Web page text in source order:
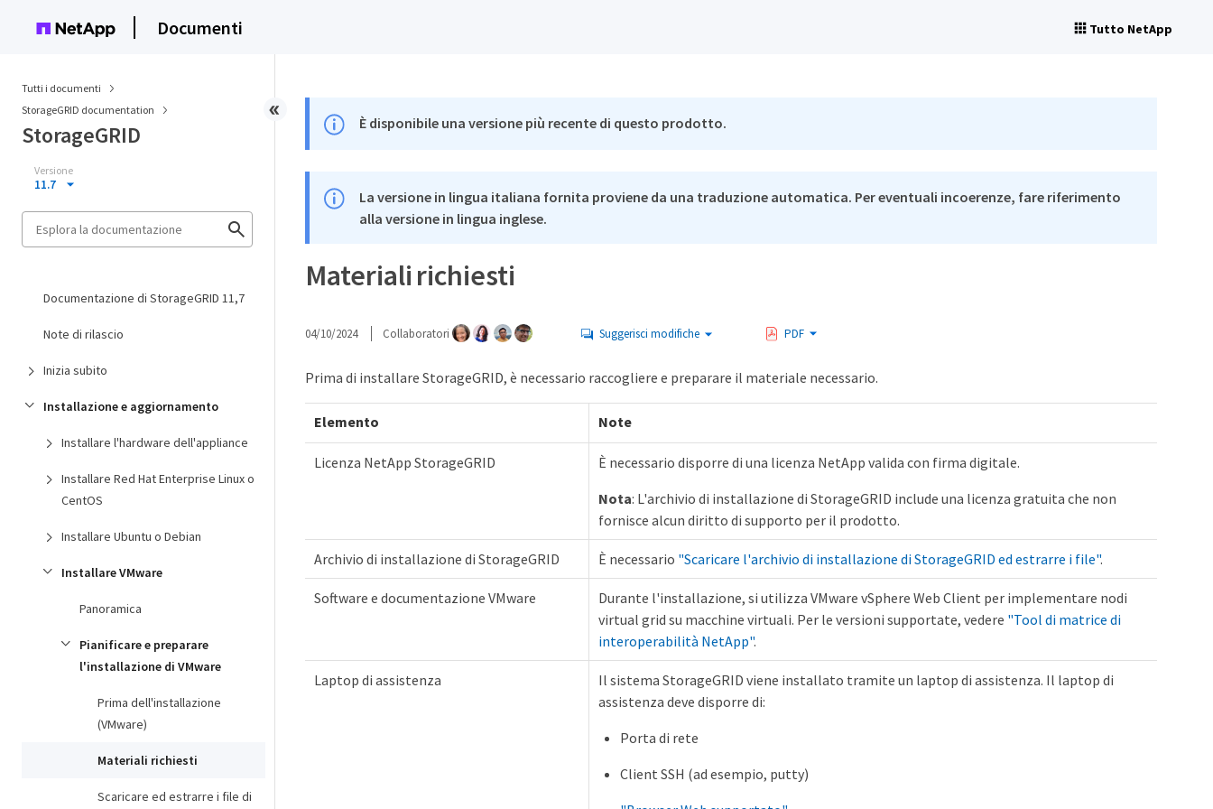
Documenti Tutto NetApp
Tutti i documenti
StorageGRID documentation
StorageGRID
Versione
11.7
Documentazione di StorageGRID 11,7
Note di rilascio
Inizia subito
Installazione e aggiornamento
Installare l'hardware dell'appliance
Installare Red Hat Enterprise Linux o
CentOS
Installare Ubuntu o Debian
Installare VMware
Panoramica
Pianificare e preparare
l'installazione di VMware
Prima dell'installazione
(VMware)
Materiali richiesti
Scaricare ed estrarre i file di
È disponibile una versione più recente di questo prodotto.
La versione in lingua italiana fornita proviene da una traduzione automatica. Per eventuali incoerenze, fare riferimento
alla versione in lingua inglese.
Materiali richiesti
04/10/2024 Collaboratori Suggerisci modifiche PDF
Prima di installare StorageGRID, è necessario raccogliere e preparare il materiale necessario.
Elemento Note
Licenza NetApp StorageGRID
È necessario disporre di una licenza NetApp valida con firma digitale.
Nota: L'archivio di installazione di StorageGRID include una licenza gratuita che non
fornisce alcun diritto di supporto per il prodotto.
Archivio di installazione di StorageGRID È necessario "Scaricare l'archivio di installazione di StorageGRID ed estrarre i file".
Software e documentazione VMware
Durante l'installazione, si utilizza VMware vSphere Web Client per implementare nodi
virtual grid su macchine virtuali. Per le versioni supportate, vedere "Tool di matrice di
interoperabilità NetApp".
Laptop di assistenza
Il sistema StorageGRID viene installato tramite un laptop di assistenza. Il laptop di
assistenza deve disporre di:
Porta di rete
Client SSH (ad esempio, putty)